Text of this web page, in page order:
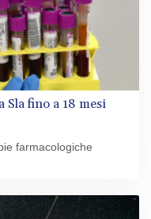
Sla fino a 18 mesi
farmacologiche